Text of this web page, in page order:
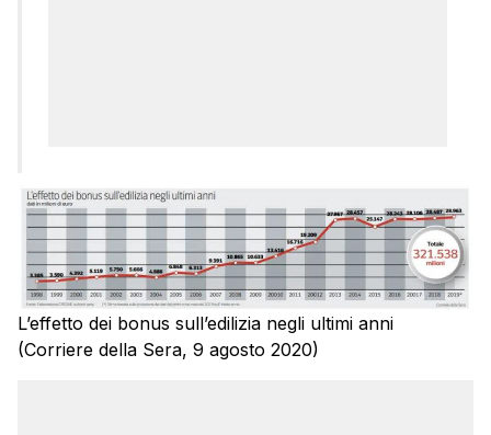
L’effetto dei bonus sull’edilizia negli ultimi anni
(Corriere della Sera, 9 agosto 2020)